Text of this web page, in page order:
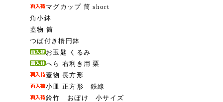
マグカップ 筒 short
角小鉢
蓋物 筒
つば付き楕円鉢
お玉匙 くるみ
へら 右利き用 栗
蓋物 長方形
小皿 正方形 鉄線
鈴竹 おぼけ 小サイズ